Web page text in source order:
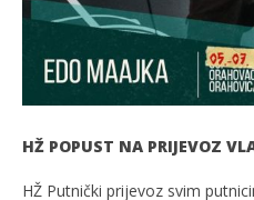
HŽ POPUST NA PRIJEVOZ
HŽ Putnički prijevoz svim